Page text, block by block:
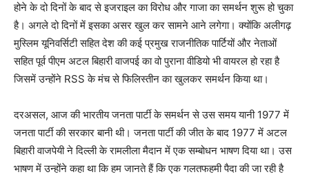
होने के दो दिनों के बाद से इजराइल का विरोध और गाजा का समर्थन शुरू हो चुका
है। अगले दो दिनों में इसका असर खुल कर सामने आने लगेगा। क्योंकि अलीगढ़
मुस्लिम यूनिवर्सिटी सहित देश की कई प्रमुख राजनीतिक पार्टियों और नेताओं
सहित पूर्व पीएम अटल बिहारी वाजपई का वो पुराना वीडियो भी वायरल हो रहा है
जिसमें उन्होंने RSS के मंच से फिलिस्तीन का खुलकर समर्थन किया था।
दरअसल, आज की भारतीय जनता पार्टी के समर्थन से उस समय यानी 1977 में
जनता पार्टी की सरकार बानी थी। जनता पार्टी की जीत के बाद 1977 में अटल
बिहारी वाजपेयी ने दिल्ली के रामलीला मैदान में एक सम्बोधन भाषण दिया था। उस
भाषण में उन्होंने कहा था कि हम जानते हैं कि एक गलतफहमी पैदा की जा रही है